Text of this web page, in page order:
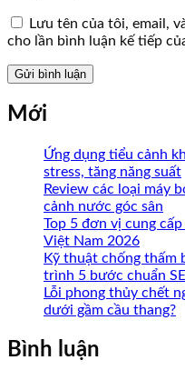
Lưu tên của tôi, email,
cho lần bình luận kế tiếp
Mới
Ứng dụng tiểu cảnh
stress, tăng năng suất
Review các loại máy
cảnh nước góc sân
Top 5 đơn vị cung
Việt Nam 2026
Kỹ thuật chống thấm
trình 5 bước chuẩn
Lỗi phong thủy chết
dưới gầm cầu thang?
Bình luận